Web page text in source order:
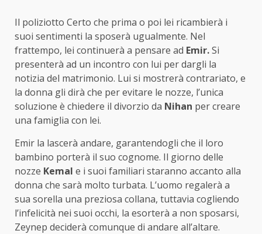
Il poliziotto Certo che prima o poi lei ricambierà i
suoi sentimenti la sposerà ugualmente. Nel
frattempo, lei continuerà a pensare ad Emir.Si
presenterà ad un incontro con lui per dargli la
notizia del matrimonio. Lui si mostrerà contrariato, e
la donna gli dirà che per evitare le nozze, l’unica
soluzione è chiedere il divorzio da Nihan per creare
una famiglia con lei.
Emir la lascerà andare, garantendogli che il loro
bambino porterà il suo cognome. Il giorno delle
nozze Kemal e i suoi familiari staranno accanto alla
donna che sarà molto turbata. L’uomo regalerà a
sua sorella una preziosa collana, tuttavia cogliendo
l’infelicità nei suoi occhi, la esorterà a non sposarsi,
Zeynep deciderà comunque di andare all’altare.